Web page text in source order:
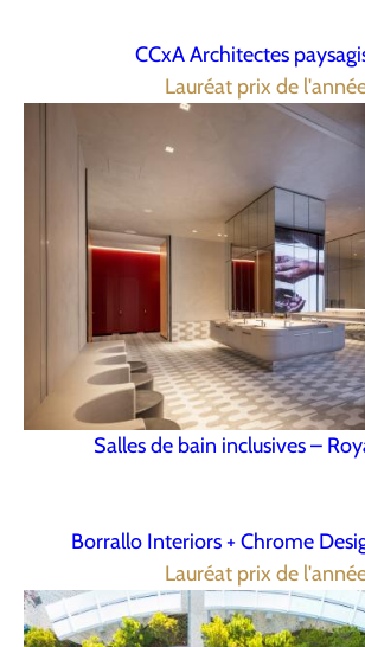
CCxA Architectes
Lauréat prix de
Salles de bain inclusives –
Borrallo Interiors + Chrome
Lauréat prix de